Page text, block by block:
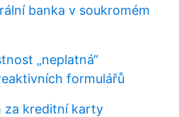
banka v soukromém
„neplatná“
formulářů
za kreditní karty